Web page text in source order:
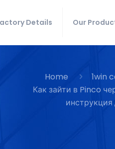
Details Our
Home
1win
Как зайти в Pinco
инструкция